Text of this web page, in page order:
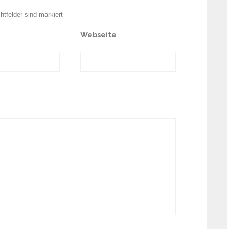
sind markiert
Webseite